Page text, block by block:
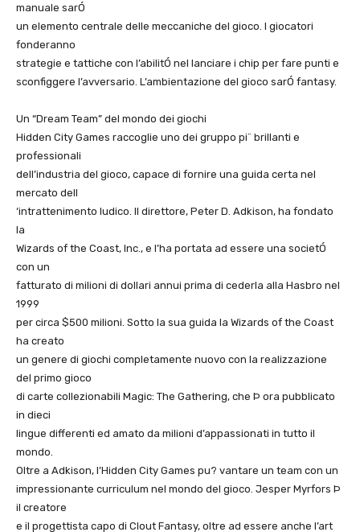
manuale sarÓ
un elemento centrale delle meccaniche del gioco. I giocatori
fonderanno
strategie e tattiche con l’abilitÓ nel lanciare i chip per fare punti e
sconfiggere l’avversario. L’ambientazione del gioco sarÓ fantasy.
Un “Dream Team” del mondo dei giochi
Hidden City Games raccoglie uno dei gruppo pi¨ brillanti e
professionali
dell’industria del gioco, capace di fornire una guida certa nel
mercato dell
‘intrattenimento ludico. Il direttore, Peter D. Adkison, ha fondato
la
Wizards of the Coast, Inc., e l’ha portata ad essere una societÓ
con un
fatturato di milioni di dollari annui prima di cederla alla Hasbro nel
1999
per circa $500 milioni. Sotto la sua guida la Wizards of the Coast
ha creato
un genere di giochi completamente nuovo con la realizzazione
del primo gioco
di carte collezionabili Magic: The Gathering, che Þ ora pubblicato
in dieci
lingue differenti ed amato da milioni d’appassionati in tutto il
mondo.
Oltre a Adkison, l’Hidden City Games pu? vantare un team con un
impressionante curriculum nel mondo del gioco. Jesper Myrfors Þ
il creatore
e il progettista capo di Clout Fantasy, oltre ad essere anche l’art